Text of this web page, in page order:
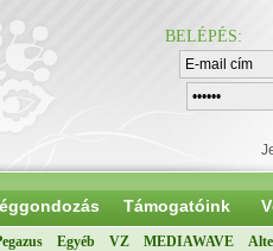
BELÉPÉS:
Támogatóink
Egyéb VZ MEDIAWAVE